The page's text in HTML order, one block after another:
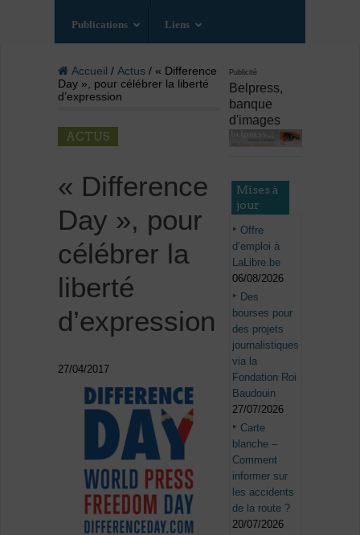
Publications Liens
Accueil / Actus/ « Difference
Day », pour célébrer la liberté
d’expression
ACTUS
« Difference
Day », pour
célébrer la
liberté
d’expression
27/04/2017
Publicité
Belpress,
banque
d'images
Mises à
jour
Offre
d’emploi à
LaLibre.be
06/08/2026
Des
bourses pour
des projets
journalistiques
via la
Fondation Roi
Baudouin
27/07/2026
Carte
blanche –
Comment
informer sur
les accidents
de la route ?
20/07/2026